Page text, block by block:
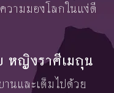
วามมองโลกในแง่ดี
หญิงราศีเมถุน
นและเต็มไปด้วย